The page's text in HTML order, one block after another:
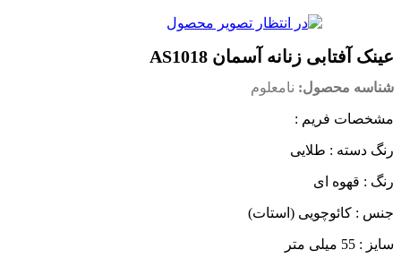
عینک آفتابی زنانه آسمان AS1018
شناسه محصول: نامعلوم
مشخصات فریم :
رنگ دسته : طلایی
رنگ : قهوه ای
جنس : کائوچویی (استات)
سایز : 55 میلی متر